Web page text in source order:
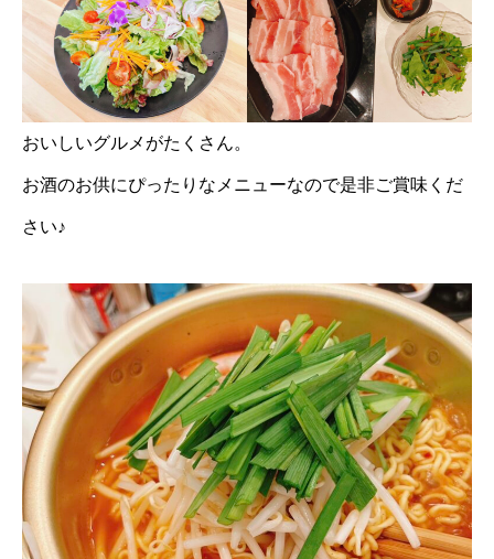
おいしいグルメがたくさん。
お酒のお供にぴったりなメニューなので是非ご賞味くだ
さい♪